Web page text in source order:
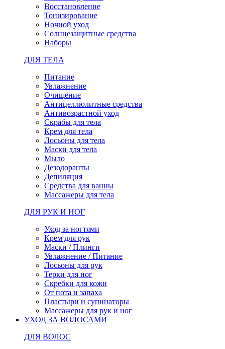
Восстановление
Тонизирование
Ночной уход
Солнцезащитные средства
Наборы
ДЛЯ ТЕЛА
Питание
Увлажнение
Очищение
Антицеллюлитные средства
Антивозрастной уход
Скрабы для тела
Крем для тела
Лосьоны для тела
Маски для тела
Мыло
Дезодоранты
Депиляция
Средства для ванны
Массажеры для тела
ДЛЯ РУК И НОГ
Уход за ногтями
Крем для рук
Маски / Плинги
Увлажнение / Питание
Лосьоны для рук
Терки для ног
Скребки для кожи
От пота и запаха
Пластыри и супинаторы
Массажеры для рук и ног
УХОД ЗА ВОЛОСАМИ
ДЛЯ ВОЛОС